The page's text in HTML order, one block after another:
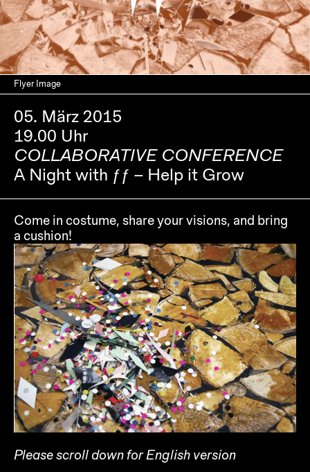
Flyer Image
05. März 2015
19.00 Uhr
COLLABORATIVE CONFERENCE
A Night with ƒƒ – Help it Grow
Come in costume, share your visions, and bring
a cushion!
Please scroll down for English version